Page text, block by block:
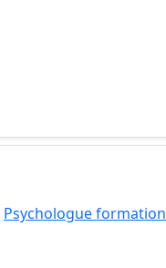
Psychologue formation